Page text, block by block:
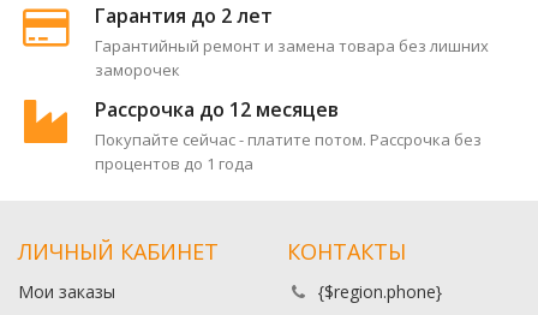
Гарантия до 2 лет
Гарантийный ремонт и замена товара без лишних
заморочек
Рассрочка до 12 месяцев
Покупайте сейчас - платите потом. Рассрочка без
процентов до 1 года
ЛИЧНЫЙ КАБИНЕТ
Мои заказы
КОНТАКТЫ
{$region.phone}